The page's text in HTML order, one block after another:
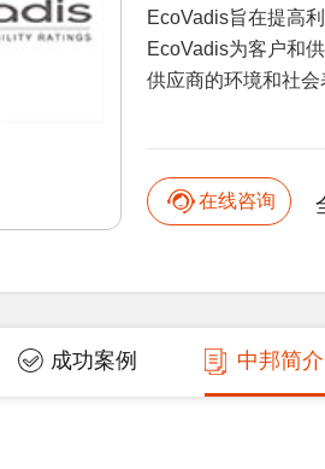
EcoVadis旨在提高
EcoVadis为客户和
供应商的环境和社
在线咨询
成功案例 中邦简介